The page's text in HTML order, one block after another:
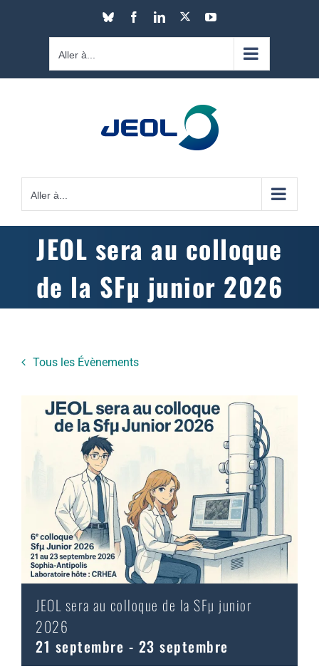
Bluesky FacebookLinkedIn YouTube
Aller à...
Aller à...
JEOL sera au colloque
de la SFµ junior 2026
Tous les Évènements
JEOL sera au colloque de la SFµ junior
2026
21 septembre - 23 septembre